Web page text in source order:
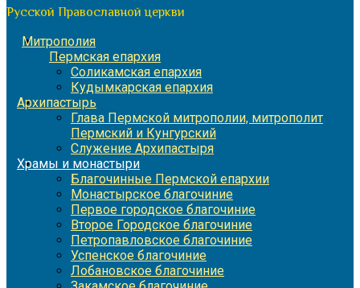
Русской Православной церкви
Митрополия
Пермская епархия
Соликамская епархия
Кудымкарская епархия
Архипастырь
Глава Пермской митрополии, митрополит
Пермский и Кунгурский
Служение Архипастыря
Храмы и монастыри
Благочинные Пермской епархии
Монастырское благочиние
Первое городское благочиние
Второе Городское благочиние
Петропавловское благочиние
Успенское благочиние
Лобановское благочиние